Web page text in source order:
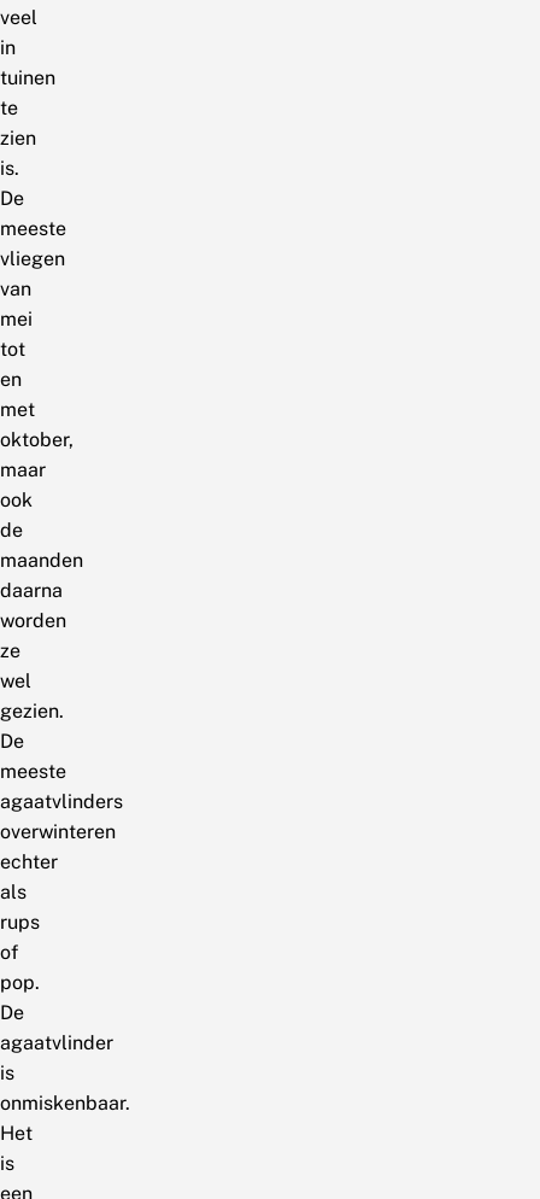
veel
in
tuinen
te
zien
is.
De
meeste
vliegen
van
mei
tot
en
met
oktober,
maar
ook
de
maanden
daarna
worden
ze
wel
gezien.
De
meeste
agaatvlinders
overwinteren
echter
als
rups
of
pop.
De
agaatvlinder
is
onmiskenbaar.
Het
is
een